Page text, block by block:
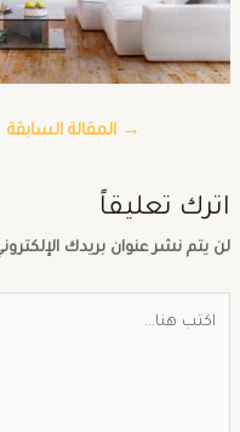
→المقالة السابقة
تعليقاً
يتم نشر عنوان بريدك الإلكتروني.